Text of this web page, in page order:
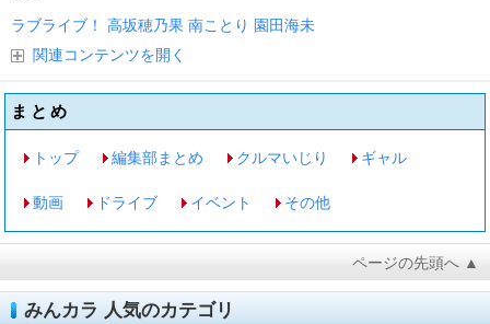
ラブライブ！ 高坂穂乃果 南ことり 園田海未
関連コンテンツを開く
まとめ
トップ 編集部まとめ クルマいじり ギャル
動画 ドライブ イベント その他
ページの先頭へ ▲
みんカラ 人気のカテゴリ